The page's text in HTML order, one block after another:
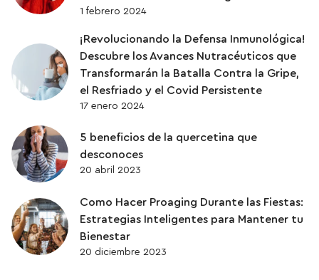
1 febrero 2024
¡Revolucionando la Defensa Inmunológica!
Descubre los Avances Nutracéuticos que
Transformarán la Batalla Contra la Gripe,
el Resfriado y el Covid Persistente
17 enero 2024
5 beneficios de la quercetina que
desconoces
20 abril 2023
Como Hacer Proaging Durante las Fiestas:
Estrategias Inteligentes para Mantener tu
Bienestar
20 diciembre 2023